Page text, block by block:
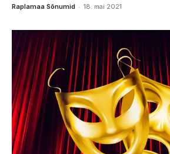
Raplamaa Sõnumid - 18. mai 2021